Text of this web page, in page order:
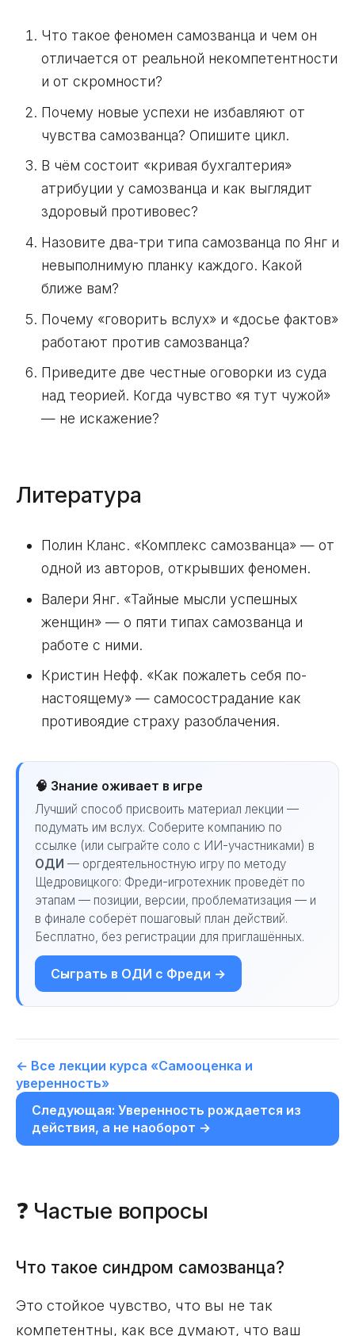
Что такое феномен самозванца и чем он
отличается от реальной некомпетентности
и от скромности?
Почему новые успехи не избавляют от
чувства самозванца? Опишите цикл.
В чём состоит «кривая бухгалтерия»
атрибуции у самозванца и как выглядит
здоровый противовес?
Назовите два-три типа самозванца по Янг и
невыполнимую планку каждого. Какой
ближе вам?
Почему «говорить вслух» и «досье фактов»
работают против самозванца?
Приведите две честные оговорки из суда
над теорией. Когда чувство «я тут чужой»
— не искажение?
Литература
Полин Кланс. «Комплекс самозванца» — от
одной из авторов, открывших феномен.
Валери Янг. «Тайные мысли успешных
женщин» — о пяти типах самозванца и
работе с ними.
Кристин Нефф. «Как пожалеть себя по-
настоящему» — самосострадание как
противоядие страху разоблачения.
🧠 Знание оживает в игре
Лучший способ присвоить материал лекции —
подумать им вслух. Соберите компанию по
ссылке (или сыграйте соло с ИИ-участниками) в
ОДИ — оргдеятельностную игру по методу
Щедровицкого: Фреди-игротехник проведёт по
этапам — позиции, версии, проблематизация — и
в финале соберёт пошаговый план действий.
Бесплатно, без регистрации для приглашённых.
Сыграть в ОДИ с Фреди →
← Все лекции курса «Самооценка и
уверенность»
Следующая: Уверенность рождается из
действия, а не наоборот →
❓ Частые вопросы
Что такое синдром самозванца?
Это стойкое чувство, что вы не так
компетентны, как все думают, что ваш